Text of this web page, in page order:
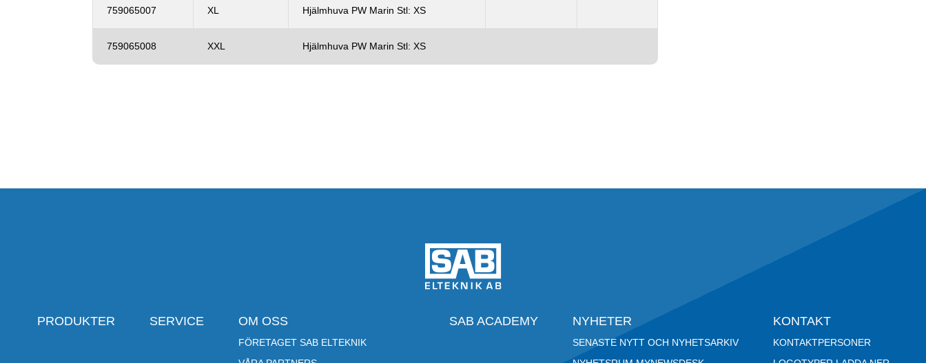
759065007 XL Hjälmhuva PW Marin Stl: XS
759065008 XXL Hjälmhuva PW Marin Stl: XS
PRODUKTER SERVICE OM OSS
FÖRETAGET SAB ELTEKNIK
SAB ACADEMY NYHETER
SENASTE NYTT OCH NYHETSARKIV
KONTAKT
KONTAKTPERSONER